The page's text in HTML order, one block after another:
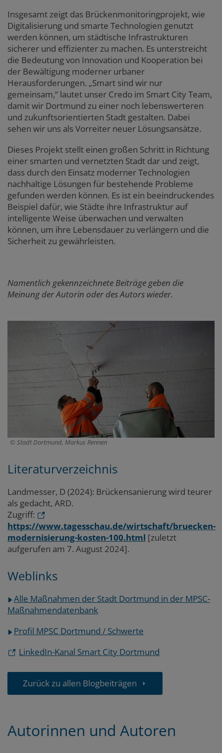
Insgesamt zeigt das Brückenmonitoringprojekt, wie
Digitalisierung und smarte Technologien genutzt
werden können, um städtische Infrastrukturen
sicherer und effizienter zu machen. Es unterstreicht
die Bedeutung von Innovation und Kooperation bei
der Bewältigung moderner urbaner
Herausforderungen. „Smart sind wir nur
gemeinsam,“ lautet unser Credo im Smart City Team,
damit wir Dortmund zu einer noch lebenswerteren
und zukunftsorientierten Stadt gestalten. Dabei
sehen wir uns als Vorreiter neuer Lösungsansätze.
Dieses Projekt stellt einen großen Schritt in Richtung
einer smarten und vernetzten Stadt dar und zeigt,
dass durch den Einsatz moderner Technologien
nachhaltige Lösungen für bestehende Probleme
gefunden werden können. Es ist ein beeindruckendes
Beispiel dafür, wie Städte ihre Infrastruktur auf
intelligente Weise überwachen und verwalten
können, um ihre Lebensdauer zu verlängern und die
Sicherheit zu gewährleisten.
Namentlich gekennzeichnete Beiträge geben die
Meinung der Autorin oder des Autors wieder.
Stadt Dortmund, Markus Rennen
Literaturverzeichnis
Landmesser, D (2024): Brückensanierung wird teurer
als gedacht, ARD.
Zugriff:
https://www.tagesschau.de/wirtschaft/bruecken-
modernisierung-kosten-100.html [zuletzt
aufgerufen am 7. August 2024].
Weblinks
Alle Maßnahmen der Stadt Dortmund in der MPSC-
Maßnahmendatenbank
Profil MPSC Dortmund / Schwerte
LinkedIn-Kanal Smart City Dortmund
Zurück zu allen Blogbeiträgen
Autorinnen und Autoren